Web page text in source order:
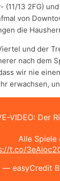
(11/13 2FG)
von
die
und der
nach dem
wir nie
erwachsen,
VIDEO: Der
Alle Spiele
t.co/
— easyCredit